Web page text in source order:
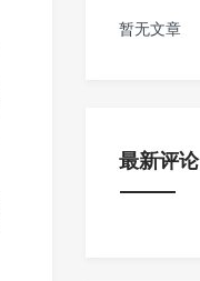
暂无文章
最新评论